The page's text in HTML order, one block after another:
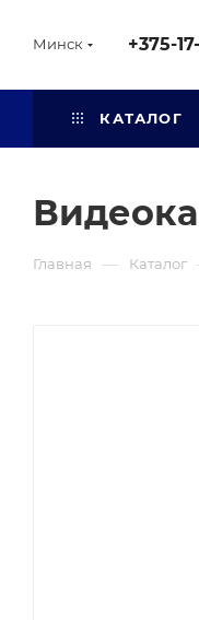
Минск +375-
КАТАЛОГ
Главная — Каталог